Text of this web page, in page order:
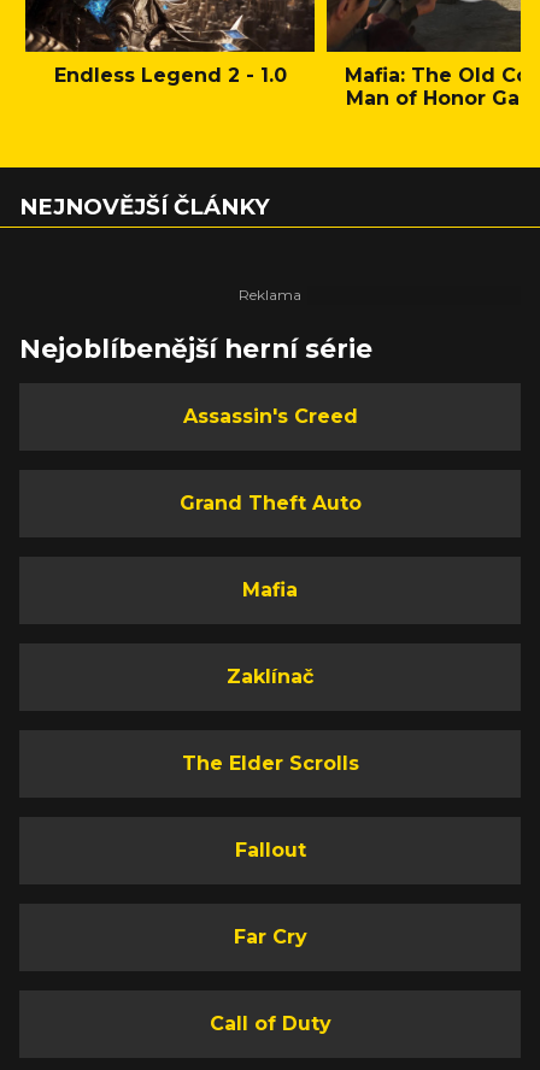
Endless Legend 2 - 1.0
Mafia: The Old
Man of Honor
NEJNOVĚJŠÍ ČLÁNKY
Nejoblíbenější herní série
Assassin's Creed
Grand Theft Auto
Mafia
Zaklínač
The Elder Scrolls
Fallout
Far Cry
Call of Duty